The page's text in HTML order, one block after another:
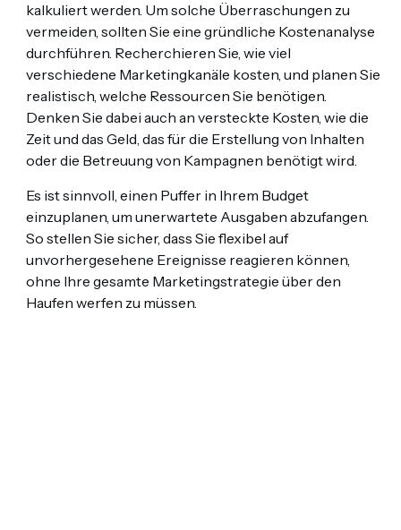
kalkuliert werden. Um solche Überraschungen zu
vermeiden, sollten Sie eine gründliche Kostenanalyse
durchführen. Recherchieren Sie, wie viel
verschiedene Marketingkanäle kosten, und planen Sie
realistisch, welche Ressourcen Sie benötigen.
Denken Sie dabei auch an versteckte Kosten, wie die
Zeit und das Geld, das für die Erstellung von Inhalten
oder die Betreuung von Kampagnen benötigt wird.
Es ist sinnvoll, einen Puffer in Ihrem Budget
einzuplanen, um unerwartete Ausgaben abzufangen.
So stellen Sie sicher, dass Sie flexibel auf
unvorhergesehene Ereignisse reagieren können,
ohne Ihre gesamte Marketingstrategie über den
Haufen werfen zu müssen.